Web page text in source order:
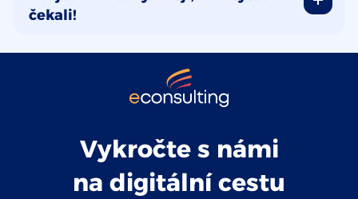
čekali!
Vykročte s námi
na digitální cestu